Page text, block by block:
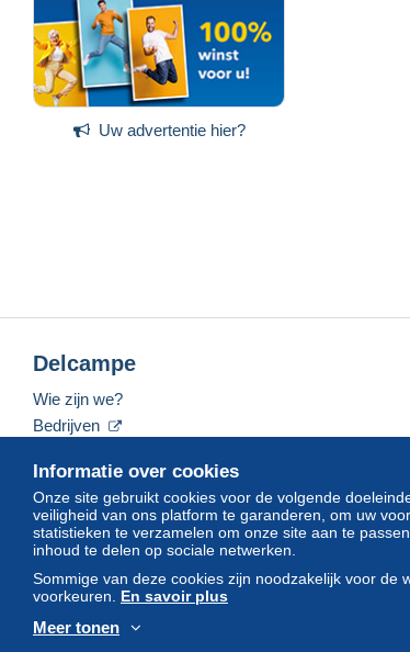
Uw advertentie hier?
Informatie over cookies
Onze site gebruikt cookies voor de volgende
veiligheid van ons platform te garanderen, om uw
statistieken te verzamelen om onze site aan te
inhoud te delen op sociale netwerken.
Sommige van deze cookies zijn noodzakelijk voor
voorkeuren. En savoir plus
Meer tonen
Delcampe
Wie zijn we?
Bedrijven
Neem contact met ons op
© Delcampe International srl. Alle rechten